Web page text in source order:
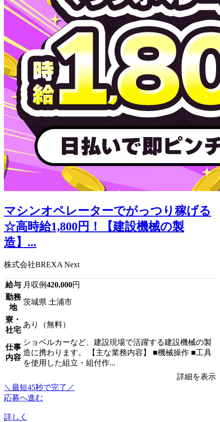
マシンオペレーターでがっつり稼げる
☆高時給1,800円！【建設機械の製
造】...
株式会社BREXA Next
給与 月収例420,000円
勤務
地
茨城県 土浦市
寮・
社宅
あり（無料）
仕事
内容
ショベルカーなど、建設現場で活躍する建設機械の製
造に携わります。 【主な業務内容】 ■機械操作 ■工具
を使用した組立・組付作...
詳細を表示
＼最短45秒で完了／
応募へ進む
詳しく